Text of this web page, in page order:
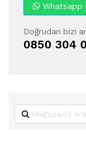
Whatsapp
Doğrudan bizi
0850 304